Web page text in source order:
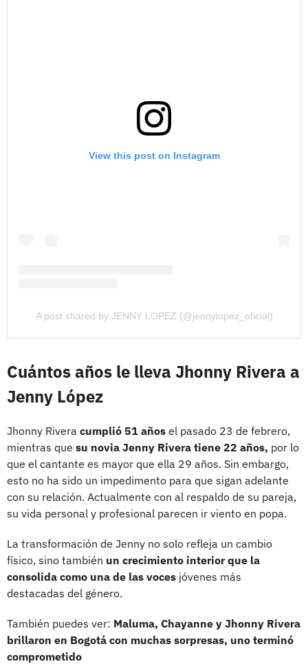
View this post on Instagram
A post shared by JENNY LOPEZ (@jennylopez_oficial)
Cuántos años le lleva Jhonny Rivera a
Jenny López
Jhonny Rivera cumplió 51 años el pasado 23 de febrero,
mientras que su novia Jenny Rivera tiene 22 años, por lo
que el cantante es mayor que ella 29 años. Sin embargo,
esto no ha sido un impedimento para que sigan adelante
con su relación. Actualmente con al respaldo de su pareja,
su vida personal y profesional parecen ir viento en popa.
La transformación de Jenny no solo refleja un cambio
físico, sino también un crecimiento interior que la
consolida como una de las voces jóvenes más
destacadas del género.
También puedes ver: Maluma, Chayanne y Jhonny Rivera
brillaron en Bogotá con muchas sorpresas, uno terminó
comprometido